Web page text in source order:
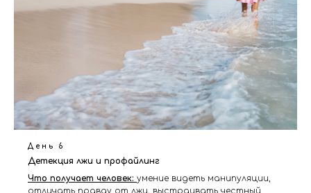
День 6
Детекция лжи и профайлинг
Что получает человек: умение видеть манипуляции,
отличать правду от лжи, выстраивать честный